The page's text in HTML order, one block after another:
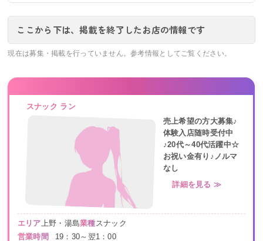
ここから下は、掲載を終了したお店の情報です
現在は募集・掲載を行っていません。参考情報としてご覧ください。
スナック ラン
売上希望の方大募集♪
体験入店随時受付中
♪20代～40代活躍中☆
お祝い金有り♪ノルマ
なし
詳細を見る ≫
エリア 上野・湯島業種 スナック
営業時間
19：30～翌1：00